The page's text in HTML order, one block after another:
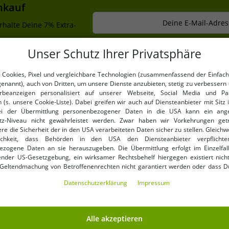
Deine 7% Extra-
Deine E-Mail-
VORTEILE
KAUF AUF RECHNUNG
100 Tage Rückgaberecht
Versandkostenfrei ab 49 €
MIT OUTLET46.DE GELD
Unser Schutz Ihrer Privatsphäre
Pixel und vergleichbare Technologien (zusammenfassend der
auch von Dritten, um unsere Dienste anzubieten, stetig zu verbessern
personalisiert auf unserer Webseite, Social Media und
(s. unsere Cookie-Liste). Dabei greifen wir auch auf Diensteanbieter mit Sitz
der Übermittlung personenbezogener Daten in die USA kann ein
Niveau nicht gewährleistet werden. Zwar haben wir Vorkehrungen
die Sicherheit der in den USA verarbeiteten Daten sicher zu stellen.
dass Behörden in den USA den Diensteanbieter
Daten an sie herauszugeben. Die Übermittlung erfolgt im
US-Gesetzgebung, ein wirksamer Rechtsbehelf hiergegen existiert
von Betroffenenrechten nicht garantiert werden oder dass
in die USA für einverstanden (s.a. unsere Datenschutzerklärung). Du hast
erklären oder unter „Weitere Einstellungen“ an Deine Wünsche
Daten­schutz­erklärung Impressum
Alle akzeptieren